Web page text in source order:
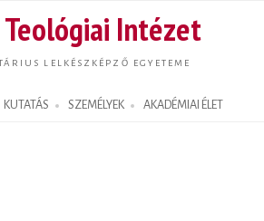
tartalomra
Intézet
LELKÉSZKÉPZŐ EGYETEME
KUTATÁS SZEMÉLYEK AKADÉMIAI ÉLET